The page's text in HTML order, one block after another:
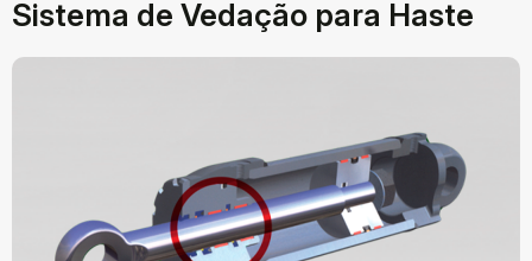
Sistema de Vedação para Haste